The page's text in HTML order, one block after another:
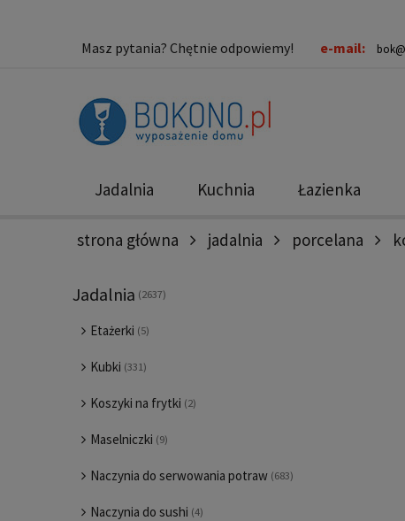
Masz pytania? Chętnie odpowiemy! e-mail:
Jadalnia Kuchnia Łazienka
Nowości Promocje
strona główna jadalnia porcelana
Jadalnia (2637)
Etażerki (5)
Kubki (331)
Koszyki na frytki (2)
Maselniczki (9)
Naczynia do serwowania potraw (683)
Naczynia do sushi (4)